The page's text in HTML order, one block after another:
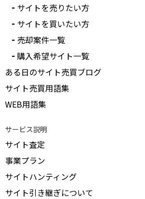
サイトを売りたい方
サイトを買いたい方
売却案件一覧
購入希望サイト一覧
ある日のサイト売買ブログ
サイト売買用語集
WEB用語集
サービス説明
サイト査定
事業プラン
サイトハンティング
サイト引き継ぎについて